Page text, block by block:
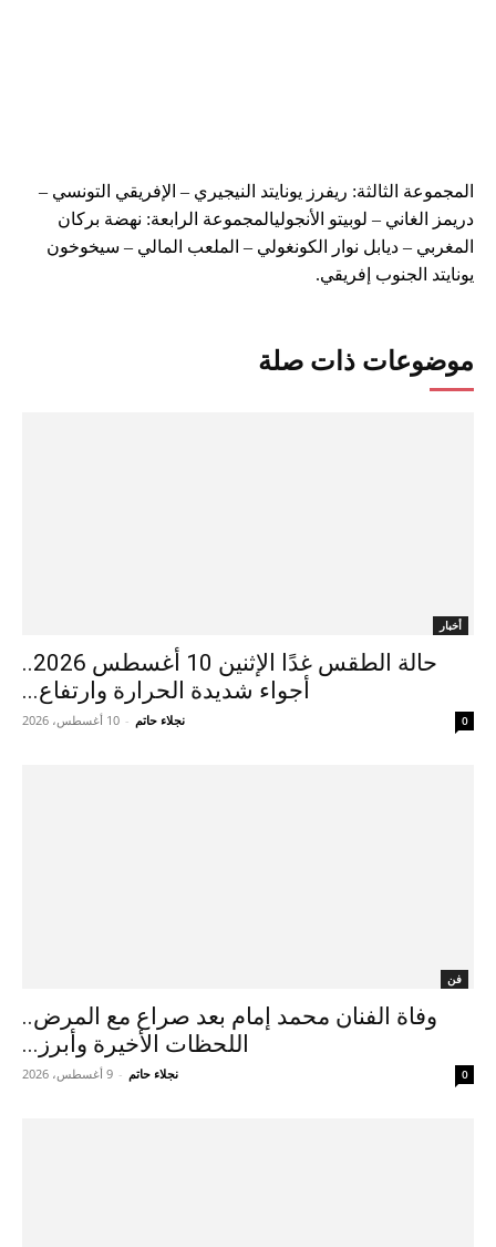
المجموعة الثالثة: ريفرز يونايتد النيجيري – الإفريقي التونسي –
دريمز الغاني – لوبيتو الأنجوليالمجموعة الرابعة: نهضة بركان
المغربي – ديابل نوار الكونغولي – الملعب المالي – سيخوخون
يونايتد الجنوب إفريقي.
موضوعات ذات صلة
أخبار
حالة الطقس غدًا الإثنين 10 أغسطس 2026..
أجواء شديدة الحرارة وارتفاع...
نجلاء حاتم - 10 أغسطس، 2026 0
فن
وفاة الفنان محمد إمام بعد صراع مع المرض..
اللحظات الأخيرة وأبرز...
نجلاء حاتم - 9 أغسطس، 2026 0